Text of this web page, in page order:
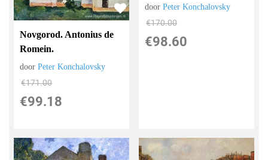
Novgorod. Antonius de
Romein.
doorPeter Konchalovsky
€171.00
€99.18
doorPeter Konchalovsky
€170.00
€98.60